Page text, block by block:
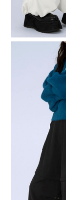
４．使用「AFTEE
時審查核予不同之
請求用戶進行身份認
５．嚴禁一人註冊
恩沛科技股份有限